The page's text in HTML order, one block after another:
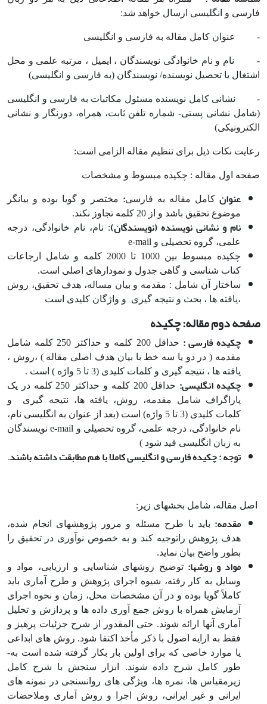
فارسی و انگلیسی ارسال خواهد شد:
- عنوان کامل مقاله به فارسی و انگلیسی
- نام و نام خانوادگی نویسندگان ، ایمیل ، مرتبه علمی و محل
اشتغال یا تحصیل نویسنده/ نویسندگان (به فارسی و انگلیسی)
- نشانی کامل نویسنده مسئول مکاتبات به فارسی و انگلیسی
(شامل نشانی پستی- شماره تلفن ثابت، همراه، دورنگار و نشانی
الکترونیکی)
رعایت نکات ذیل برای تنظیم مقاله الزامی است:
صفحه اول مقاله : چکیده مبسوط و مشخصات
عنوانکامل مقاله به فارسی: مختصر و گویا بوده و بیانگر
موضوع تحقیق باشد و از 20 کلمه تجاوز نکند.
نام و نشانی نویسنده (نویسندگان): نام، نام خانوادگی، درجه
علمی، گروه تحصیلی و e-mail
چکیده مبسوط بین 1000 تا 2000 کلمه و شامل ارجاعات
کتاب شناسی و گاهی جدول و نمودارهای اصلی است.
ساختار آن شامل : مقدمه و بیان مساله، هدف تحقیق، روش
،یافته ها ، بحث و نتیجه گیری و واژگان کلیدی است
صفحه دوم مقاله: چکیده
چکیده فارسی :
حداقل 200 کلمه و حداکثر 250 کلمه شامل
مقدمه ( در دو یا سه خط با بیان هدف اصلی مقاله ) ،روش ،
یافته ها ، نتیجه گیری و کلمات کلیدی (3 تا 5 واژه ) است .
چکیده انگلیسی:
حداقل 200 کلمه و حداکثر 250 کلمه در یک
پاراگراف شامل مقدمه، روش، یافته ها، نتیجه گیری و
کلمات کلیدی (3 تا 5 واژه) است (بعد از عنوان به انگلیسی نام،
نام خانوادگی، درجه علمی، گروه تحصیلی و e-mail نویسندگان
به زبان انگلیسی قید شود )
توجه : چکیده فارسی و انگلیسی کاملا با هم مطابقت داشته باشند.
اصل مقاله، شامل بخشهای زیر:
مقدمه: باید با طرح مسئله و مرور پژوهش­های انجام شده،
هدف پژوهش راتوجیه کند و به خصوص نوآوری در تحقیق را
بطور واضح بیان نماید.
مواد و روش­ها: توضیح روش­های شناسایی و ارزیابی، مواد و
وسایل به کار رفته، شیوه اجرای پژوهش و طرح آماری باید
کاملاً گویا بوده و در آن مشخصات محل، زمان و نحوه اجرای
آزمایش همراه با روش جمع آوری داده ها و پردازش و تحلیل
آماری آنها ارائه شوند. حتی المقدور از شرح جزئیات پرهیز و
فقط به ارایه اصول با ذکر مأخذ اکتفا شود. روش های ابداعی
یا موارد خاصی که برای اولین بار بکار گرفته شده است به­
طور کامل شرح داده شوند. ابزار سنجش با شرح کامل
زیرمقیاس ها، نمره ها، ویژگی های روانسنجی در نمونه های
ایرانی و غیر ایرانی، روش اجرا و روش آماری وملاحضات